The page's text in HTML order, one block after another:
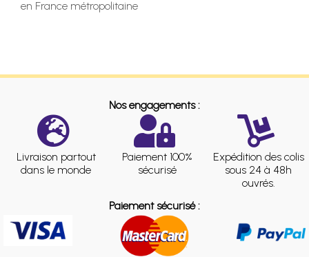
en France métropolitaine
Nos engagements :
Livraison partout
dans le monde
Paiement 100%
sécurisé
Expédition des colis
sous 24 à 48h
ouvrés.
Paiement sécurisé :